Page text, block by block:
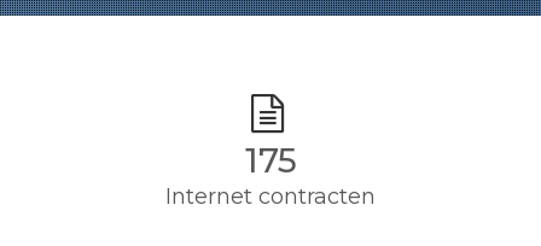
175
Internet contracten